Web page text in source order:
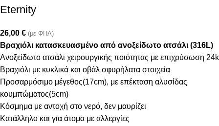
Eternity
26,00 € (με ΦΠΑ)
Βραχιόλι κατασκευασμένο από ανοξείδωτο ατσάλι (316L)
Ανοξείδωτο ατσάλι χειρουργικής ποιότητας με επιχρύσωση 24k
Βραχιόλι με κυκλικά και οβάλ σφυρήλατα στοιχεία
Προσαρμόσιμο μέγεθος(17cm), με επέκταση αλυσίδας
κουμπώματος(5cm)
Κόσμημα με αντοχή στο νερό, δεν μαυρίζει
Κατάλληλο και για άτομα με αλλεργίες